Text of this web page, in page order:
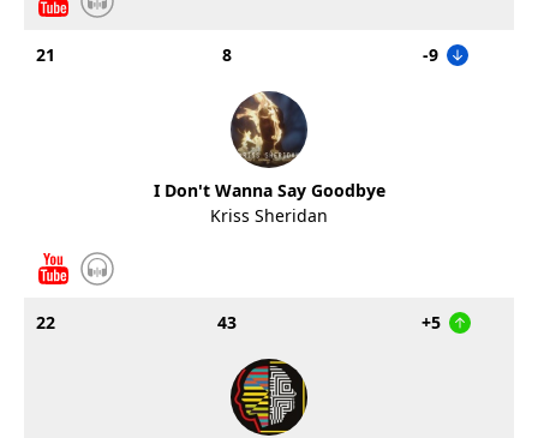
21 8 -9
I Don't Wanna Say Goodbye
Kriss Sheridan
22 43 +5